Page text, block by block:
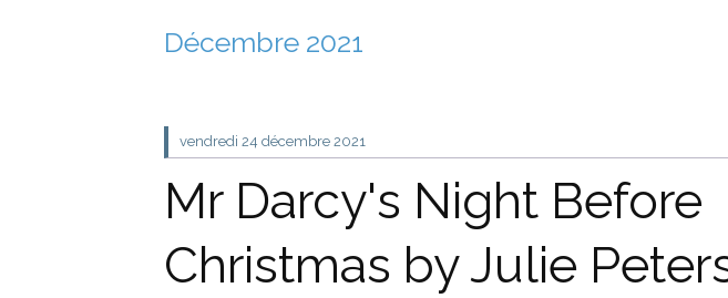
Décembre 2021
vendredi 24 décembre 2021
Mr Darcy's Night Before
Christmas by Julie